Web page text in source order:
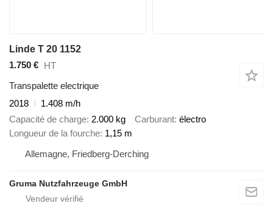
Linde T 20 1152
1.750 € HT
Transpalette electrique
2018
1.408 m/h
Capacité de charge 2.000 kg Carburant électro
Longueur de la fourche 1,15 m
Allemagne, Friedberg-Derching
Gruma Nutzfahrzeuge GmbH